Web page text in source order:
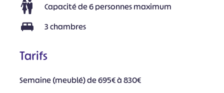
Capacité de 6 personnes maximum
3 chambres
Tarifs
Semaine (meublé) de 695€ à 830€